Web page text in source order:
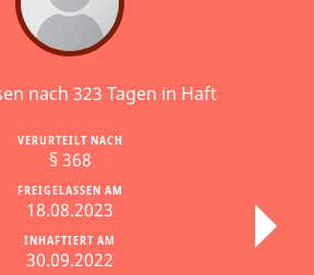
nach 323 Tagen in Haft
INHAFTIERT AM
30.09.2022
FREIGELASSEN AM
18.08.2023
VERURTEILT NACH
§ 368